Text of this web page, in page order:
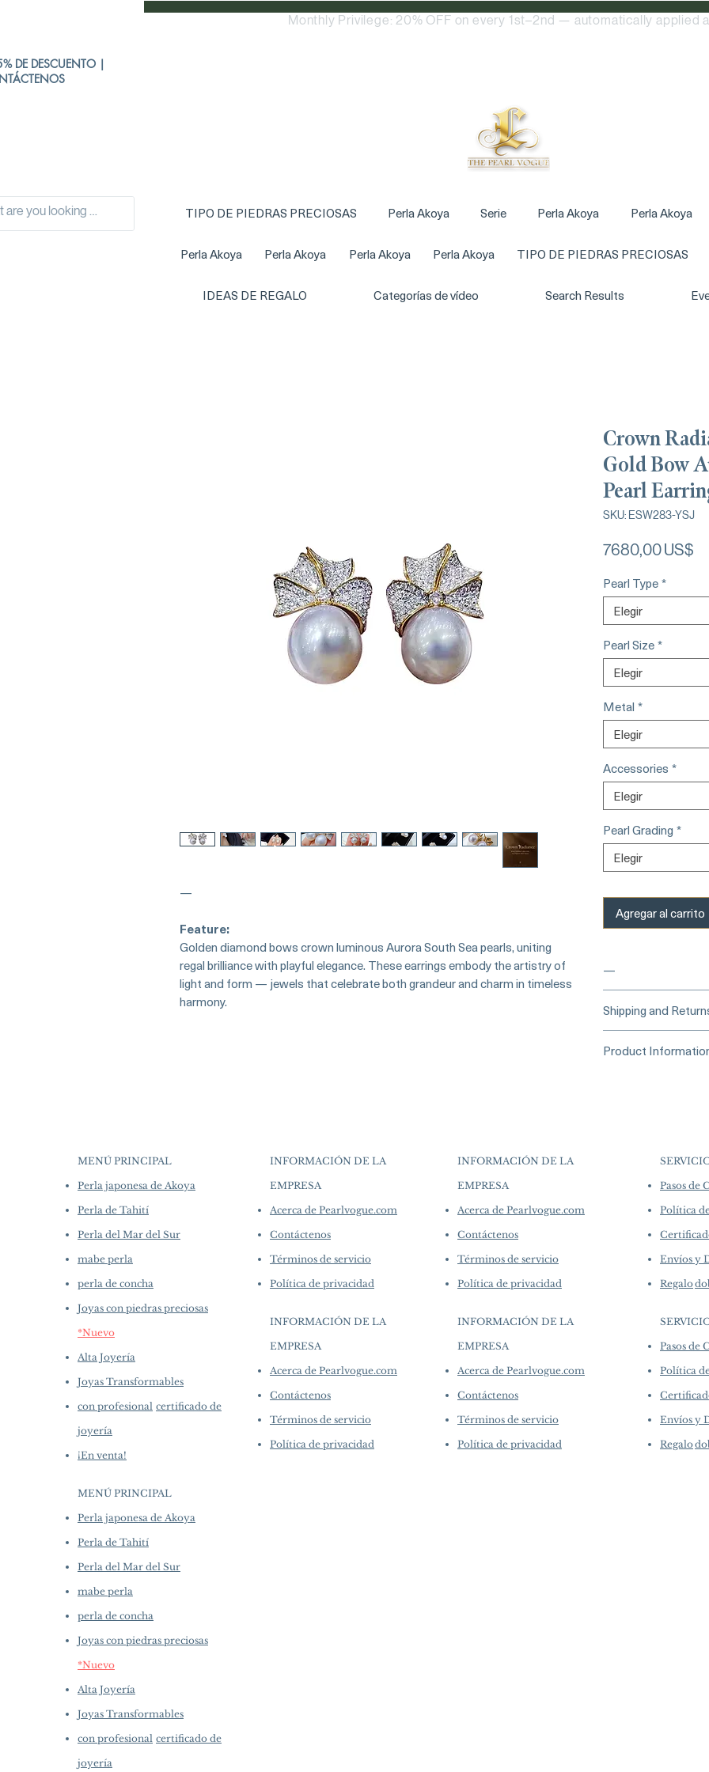
Monthly Privilege: 20% OFF on every 1st–2nd — automatically applied
DE DESCUENTO |
TIPO DE PIEDRAS PRECIOSAS Perla Akoya Serie Perla Akoya Perla Akoya
Perla Akoya Perla Akoya Perla Akoya Perla Akoya TIPO DE PIEDRAS PRECIOSAS
IDEAS DE REGALO Categorías de vídeo Search Results
—
Feature:
Golden diamond bows crown luminous Aurora South Sea pearls, uniting
regal brilliance with playful elegance. These earrings embody the artistry of
light and form — jewels that celebrate both grandeur and charm in timeless
harmony.
Crown
Gold Bow
Pearl
SKU: ESW283-YSJ
7680,00 US$
Pearl Type*
Elegir
Pearl Size*
Elegir
Metal *
Elegir
Accessories *
Elegir
Pearl Grading *
Elegir
Agregar al carrito
—
____Buy
Shipping and
At Pearl Vogue,
purchase.more
Product
Nacre, White,
Accessories: 1.23
MENÚ PRINCIPAL
Perla japonesa de Akoya
Perla de Tahití
Perla del Mar del Sur
mabe perla
perla de concha
Joyas con piedras preciosas
*Nuevo
Alta Joyería
Joyas Transformables
con profesional certificado de
joyería
¡En venta!
MENÚ PRINCIPAL
Perla japonesa de Akoya
Perla de Tahití
Perla del Mar del Sur
mabe perla
perla de concha
Joyas con piedras preciosas
*Nuevo
Alta Joyería
Joyas Transformables
con profesional certificado de
joyería
INFORMACIÓN DE LA
EMPRESA​
Acerca de Pearlvogue.com
Contáctenos
Términos de servicio
Política de privacidad
INFORMACIÓN DE LA
EMPRESA​
Acerca de Pearlvogue.com
Contáctenos
Términos de servicio
Política de privacidad
INFORMACIÓN DE LA
EMPRESA​
Acerca de Pearlvogue.com
Contáctenos
Términos de servicio
Política de privacidad
INFORMACIÓN DE LA
EMPRESA​
Acerca de Pearlvogue.com
Contáctenos
Términos de servicio
Política de privacidad
Pasos de
Política
Envíos y
Regalo
Pasos de
Política
Envíos y
Regalo